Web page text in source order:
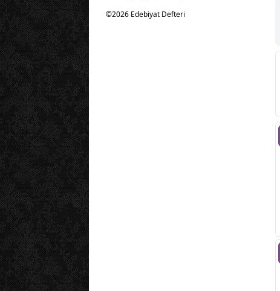
©2026 Edebiyat Defteri